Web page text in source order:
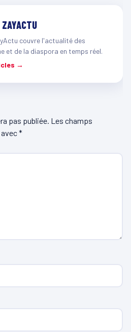
couvre l'actualité des
et de la diaspora en temps réel.
→
pas publiée. Les champs
*